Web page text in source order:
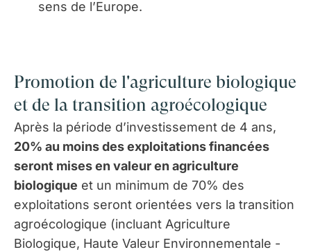
sens de l’Europe.
Promotion de l'agriculture biologique
et de la transition agroécologique
Après la période d’investissement de 4 ans,
20% au moins des exploitations financées
seront mises en valeur en agriculture
biologique et un minimum de 70% des
exploitations seront orientées vers la transition
agroécologique (incluant Agriculture
Biologique, Haute Valeur Environnementale -